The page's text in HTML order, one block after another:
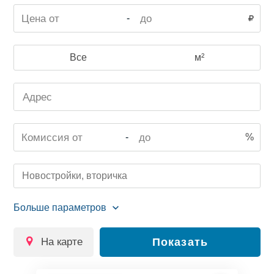
-
Все м²
- %
Новостройки, вторичка
на карте Показать